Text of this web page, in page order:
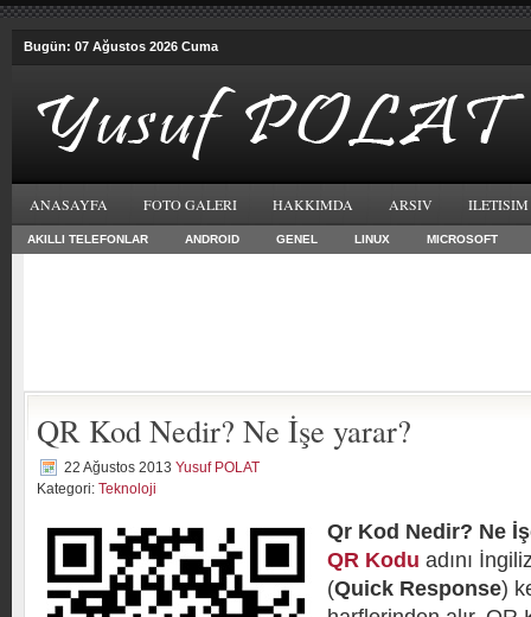
Bugün: 07 Ağustos 2026 Cuma
ANASAYFA FOTO GALERI HAKKIMDA ARSIV ILETISIM
AKILLI TELEFONLAR ANDROID GENEL LINUX MICROSOFT
QR Kod Nedir? Ne İşe yarar?
22 Ağustos 2013 Yusuf POLAT
Kategori: Teknoloji
Qr Kod Nedir? Ne
QR Kodu adını
(Quick Response)